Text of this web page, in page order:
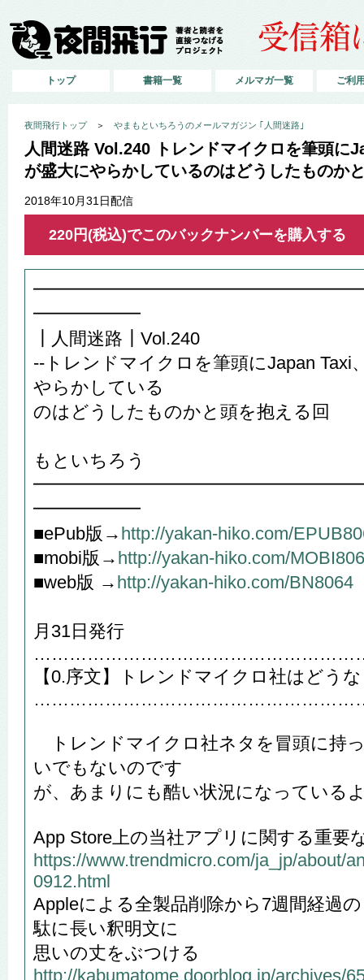
トップ 書籍一覧 メルマガ一覧 ご利
夜間飛行トップ＞ やまもといちろうのメールマガジン ｢人間迷路｣
人間迷路 Vol.240 トレンドマイクロを筆頭に
が盛大にやらかしているのはどうしたものか
2018年10月31日配信
220円(税込)でこのバックナンバーを購入する
━━━━━━
┃人間迷路┃Vol.240
--トレンドマイクロを筆頭にJapan Taxi
やらかしている
のはどうしたものかと頭を抱える回
もといちろう
━━━━━━
■ePub版→ http://yakan-hiko.com/
■mobi版→ http://yakan-hiko.com/
■web版 → http://yakan-hiko.com/BN8064
月31日発行
【0.序文】トレンドマイクロ社はどう
トレンドマイクロ社ネタを冒頭に持
いでもないのです
が、あまりにも酷い状況になっている
App Store上の当社アプリに関する重要
https://www.trendmicro.com/ja_jp/about/
0912.html
Appleによる全製品削除から7週間経過
駄に長い釈明文に
思いの丈をぶつける
http://kabumatome.doorblog.jp/archives/